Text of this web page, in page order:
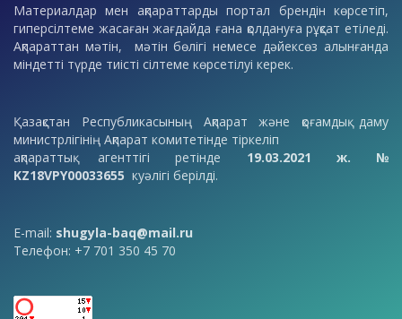
Материалдар мен ақпараттарды портал брендін көрсетіп,
гиперсілтеме жасаған жағдайда ғана қолдануға рұқсат етіледі.
Ақпараттан мәтін, мәтін бөлігі немесе дәйексөз алынғанда
міндетті түрде тиісті сілтеме көрсетілуі керек.
Қазақстан Республикасының Ақпарат және қоғамдық даму
министрлігінің Ақпарат комитетінде тіркеліп
ақпараттық агенттігі ретінде 19.03.2021 ж. №
KZ18VPY00033655 куәлігі берілді.
E-mail: shugyla-baq@mail.ru
Телефон: +7 701 350 45 70